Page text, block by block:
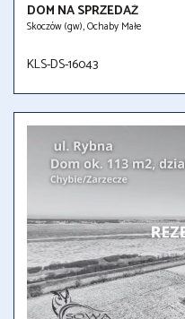
DOM NA SPRZEDAŻ
Skoczów (gw), Ochaby Małe
KLS-DS-16043